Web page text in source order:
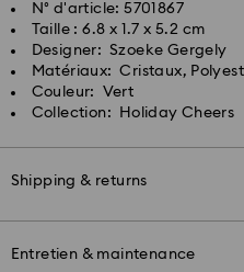
N° d'article: 5701867
Taille : 6.8 x 1.7 x 5.2 cm
Designer: Szoeke Gergely
Matériaux: Cristaux,
Couleur: Vert
Collection: Holiday Cheers
Shipping & returns
Swarovski n’est pas en mesure
adresses militaire/navales.
Swarovski jusqu’à la réception
Lorsque les articles sont
livraison indiquées, leur
Les livraisons peuvent faire
Nous n’expédions pas de
ces périodes.
Pour les produits Crystal
Entretien & maintenance
Swarovski et un bel